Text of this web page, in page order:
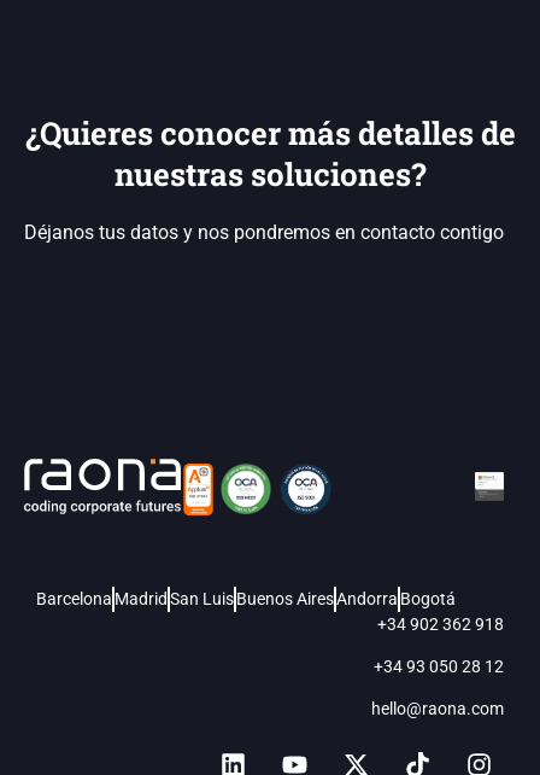
¿Quieres conocer más detalles de
nuestras soluciones?
Déjanos tus datos y nos pondremos en contacto contigo
Barcelona MadridSan LuisBuenos AiresAndorra Bogotá
+34 902 362 918
+34 93 050 28 12
hello@raona.com